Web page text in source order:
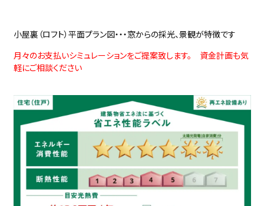
小屋裏（ロフト）平面プラン図・・・窓からの採光、景観が特徴です
月々のお支払いシミュレーションをご提案致します。 資金計画も気
軽にご相談ください